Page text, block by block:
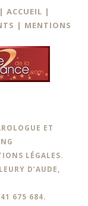
ACCUEIL |
| MENTIONS
ET
LÉGALES.
D’AUDE,
675 684.